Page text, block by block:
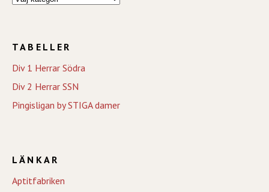
TABELLER
Div 1 Herrar Södra
Div 2 Herrar SSN
Pingisligan by STIGA damer
LÄNKAR
Aptitfabriken